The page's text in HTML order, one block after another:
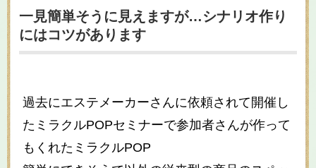
一見簡単そうに見えますが…シナリオ作り
にはコツがあります
過去にエステメーカーさんに依頼されて開催し
たミラクルPOPセミナーで参加者さんが作って
もくれたミラクルPOP